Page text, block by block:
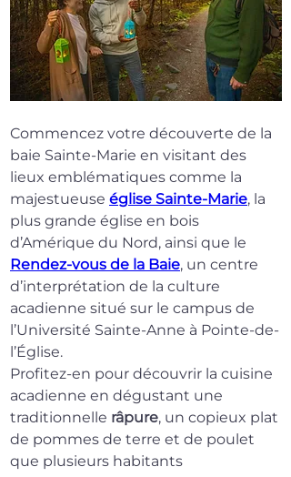
Commencez votre découverte de la
baie Sainte-Marie en visitant des
lieux emblématiques comme la
majestueuse église Sainte-Marie, la
plus grande église en bois
d’Amérique du Nord, ainsi que le
Rendez-vous de la Baie, un centre
d’interprétation de la culture
acadienne situé sur le campus de
l’Université Sainte-Anne à Pointe-de-
l’Église.
Profitez-en pour découvrir la cuisine
acadienne en dégustant une
traditionnelle râpure, un copieux plat
de pommes de terre et de poulet
que plusieurs habitants